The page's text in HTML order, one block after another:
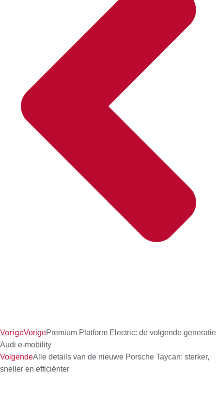
VorigeVorigePremium Platform Electric: de volgende generatie
Audi e-mobility
VolgendeAlle details van de nieuwe Porsche Taycan: sterker,
sneller en efficiënter